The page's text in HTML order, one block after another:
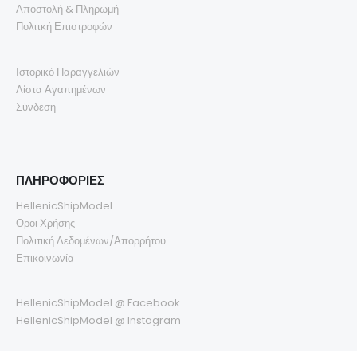
Αποστολή & Πληρωμή
Πολιτκή Επιστροφών
Ιστορικό Παραγγελιών
Λίστα Αγαπημένων
Σύνδεση
ΠΛΗΡΟΦΟΡΙΕΣ
HellenicShipModel
Οροι Χρήσης
Πολιτική Δεδομένων/Απορρήτου
Επικοινωνία
HellenicShipModel @ Facebook
HellenicShipModel @ Instagram